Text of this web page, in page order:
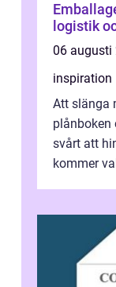
logistik
06 augusti
inspiration
Att slänga
plånboken
svårt att
kommer